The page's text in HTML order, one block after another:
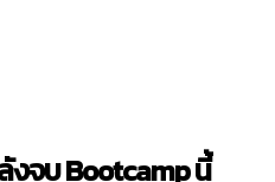
จบ Bootcamp นี้